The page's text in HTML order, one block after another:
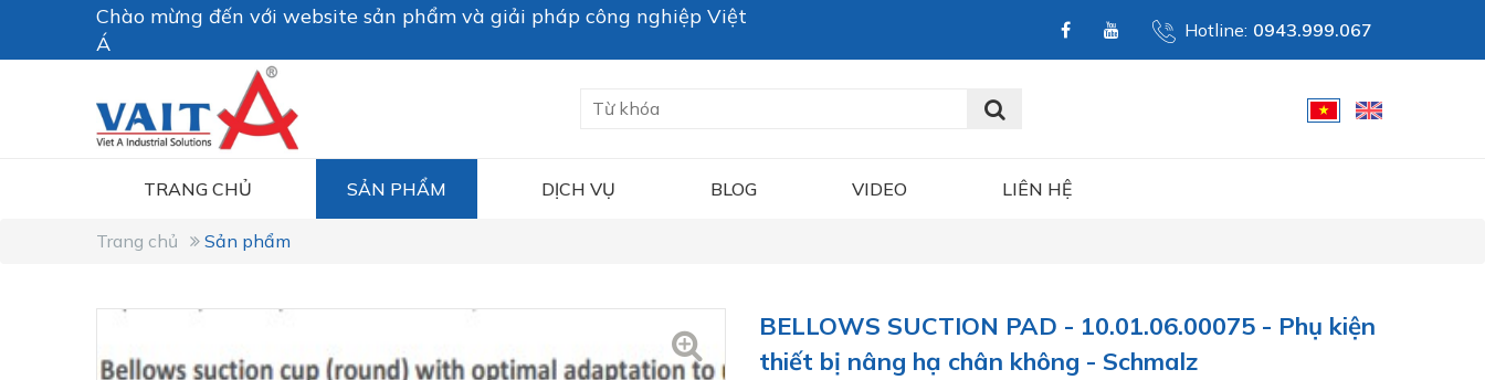
Chào mừng đến với website sản phẩm và giải pháp công nghiệp Việt
Á
Hotline: 0943.999.067
TRANG CHỦ SẢN PHẨM DỊCH VỤ BLOG VIDEO LIÊN HỆ
Trang chủ Sản phẩm
BELLOWS SUCTION PAD - 10.01.06.00075 - Phụ kiện
thiết bị nâng hạ chân không - Schmalz